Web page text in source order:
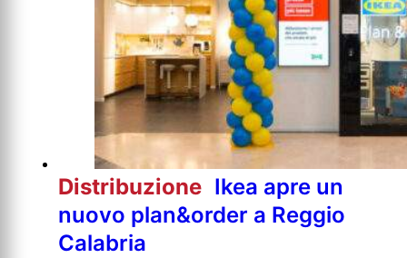
Distribuzione Ikea apre un
nuovo plan&order a Reggio
Calabria